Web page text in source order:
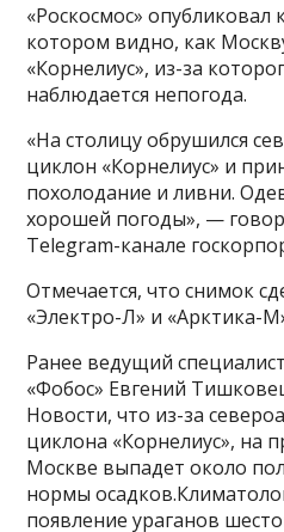
«Роскосмос» опубликовал
котором видно, как
«Корнелиус», из-за
наблюдается непогода.
«На столицу обрушился
циклон «Корнелиус» и
похолодание и ливни.
хорошей погоды», —
Telegram-канале
Отмечается, что снимок
«Электро-Л» и «Арктика-
Ранее ведущий
«Фобос» Евгений
Новости, что из-за
циклона «Корнелиус», на
Москве выпадет около
нормы
появление ураганов